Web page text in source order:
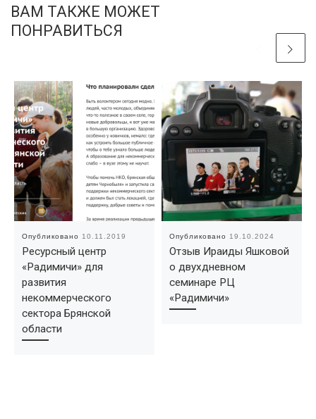
ВАМ ТАКЖЕ МОЖЕТ
ПОНРАВИТЬСЯ
Опубликовано 10.11.2019
Ресурсный центр
«Радимичи» для
развития
некоммерческого
сектора Брянской
области
Опубликовано 19.10.2024
Отзыв Ираиды Яшковой
о двухдневном
семинаре РЦ
«Радимичи»